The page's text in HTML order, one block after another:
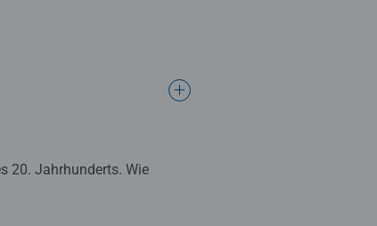
20. Jahrhunderts. Wie